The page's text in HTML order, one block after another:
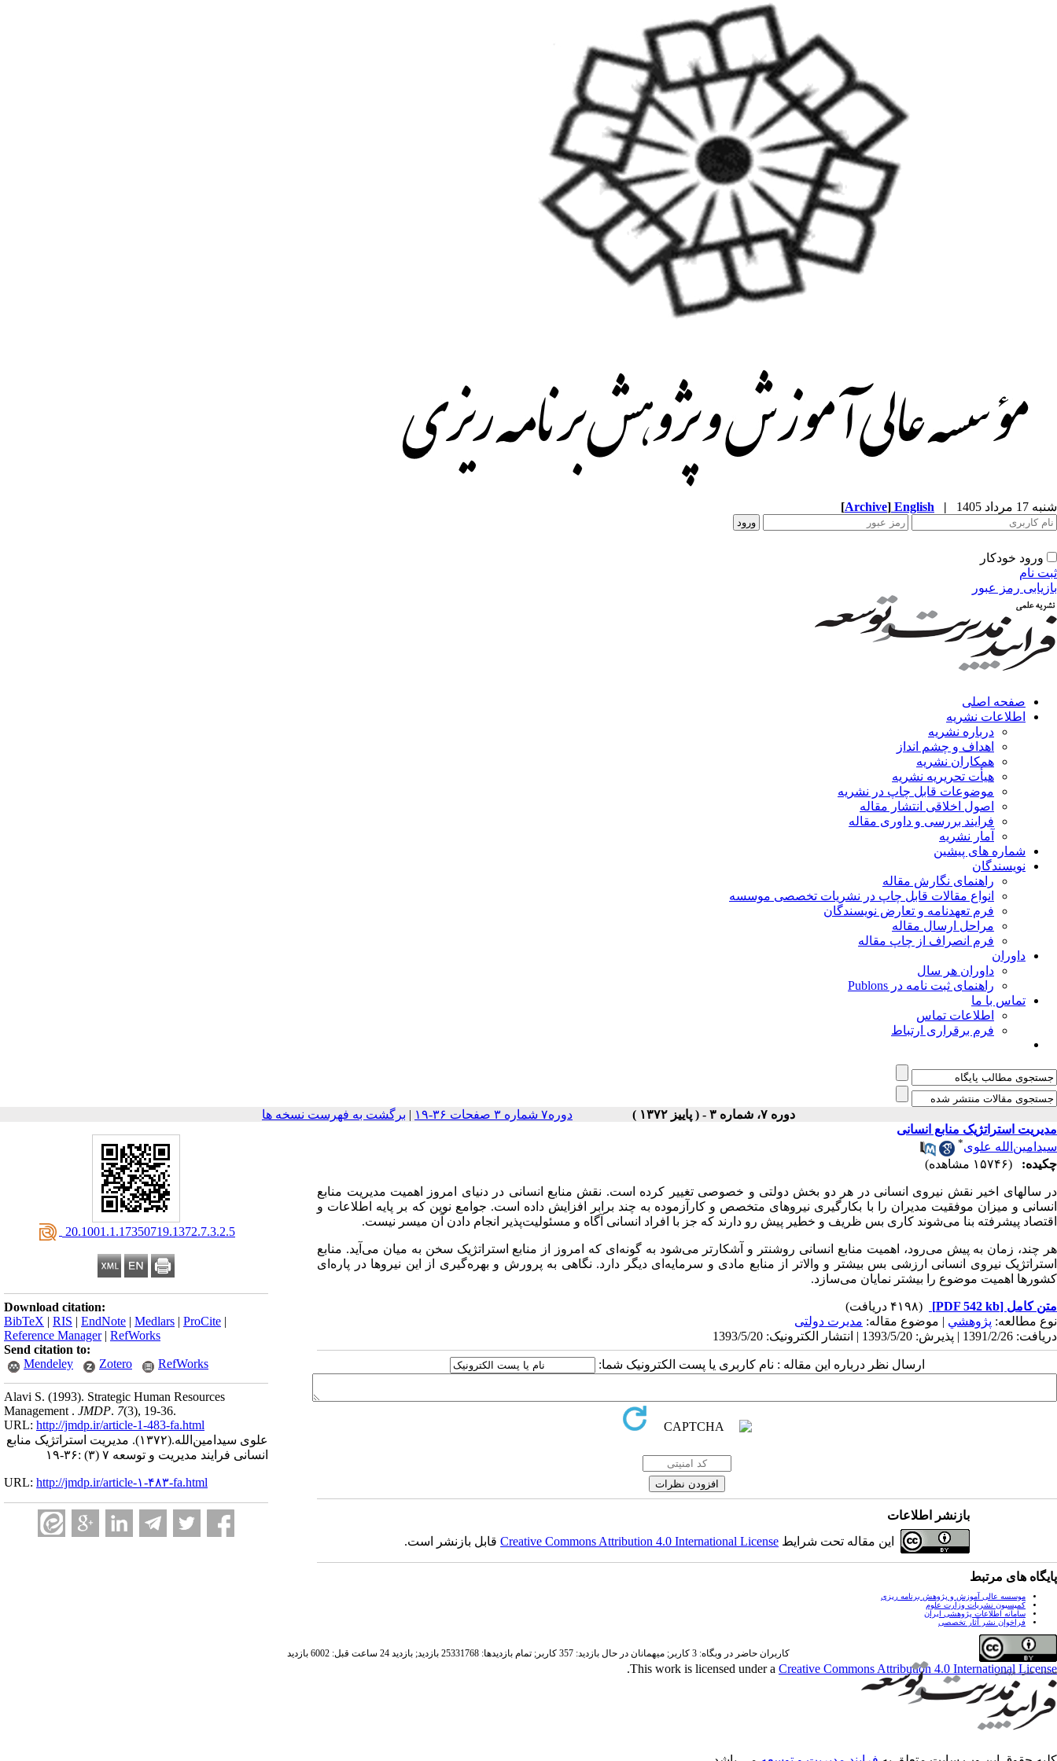
شنبه 17 مرداد 1405 |
English
[Archive]
ورود خودکار
ثبت نام
بازیابی رمز عبور
صفحه اصلی
اطلاعات نشریه
درباره نشریه
اهداف و چشم انداز
همکاران نشریه
هیأت تحریریه نشریه
موضوعات قابل چاپ در نشریه
اصول اخلاقی انتشار مقاله
فرایند بررسی و داوری مقاله
آمار نشریه
شماره های پیشین
نویسندگان
راهنمای نگارش مقاله
انواع مقالات قابل چاپ در نشریات تخصصی موسسه
فرم تعهدنامه و تعارض نویسندگان
مراحل ارسال مقاله
فرم انصراف از چاپ مقاله
داوران
داوران هر سال
راهنمای ثبت نامه در Publons
تماس با ما
اطلاعات تماس
فرم برقراری ارتباط
دوره ۷، شماره ۳ - ( پاييز ۱۳۷۲ ) دوره۷ شماره ۳ صفحات ۳۶-۱۹ | برگشت به فهرست نسخه ها
‎ 20.1001.1.17350719.1372.7.3.2.5
Download citation:
BibTeX | RIS | EndNote | Medlars | ProCite |
Reference Manager| RefWorks
Send citation to:
Mendeley
Zotero RefWorks
Alavi S. (1993). Strategic Human Resources
Management . JMDP. 7(3), 19-36.
URL: http://jmdp.ir/article-1-483-fa.html
علوی سیدامین‌الله.(۱۳۷۲).
مدیریت استراتژیک منابع
انسانی فرایند مدیریت و توسعه ۷ (۳) :۳۶-۱۹
URL: http://jmdp.ir/article-۱-۴۸۳-fa.html
مدیریت استراتژیک منابع انسانی
سیدامین‌الله علوی*
چکیده: (۱۵۷۴۶ مشاهده)
در سالهای اخیر نقش نیروی انسانی در هر دو بخش دولتی و خصوصی تغییر کرده است. نقش منابع انسانی در دنیای امروز اهمیت مدیریت منابع
انسانی و میزان موفقیت مدیران را با بکارگیری نیروهای متخصص و کارآزموده به چند برابر افزایش داده است. جوامع نوین که بر پایه اطلاعات و
اقتصاد پیشرفته بنا می‌شوند کاری بس ظریف و خطیر پیش رو دارند که جز با افراد انسانی آگاه و مسئولیت‌پذیر انجام دادن آن میسر نیست.
هر چند، زمان به پیش می‌رود، اهمیت منابع انسانی روشنتر و آشکارتر می‌شود به گونه‌ای که امروز از منابع استراتژیک سخن به میان می‌آید. منابع
استراتژیک نیروی انسانی ارزشی بس بیشتر و والاتر از منابع مادی و سرمایه‌ای دیگر دارد. نگاهی به پرورش و بهره‌گیری از این نیروها در پاره‌ای
کشورها اهمیت موضوع را بیشتر نمایان می‌سازد.
متن کامل [PDF 542 kb]
(۴۱۹۸ دریافت)
نوع مطالعه: پژوهشي | موضوع مقاله: مدیرت دولتی
دریافت: 1391/2/26 | پذیرش: 1393/5/20 | انتشار الکترونیک: 1393/5/20
ارسال نظر درباره این مقاله : نام کاربری یا پست الکترونیک شما:
بازنشر اطلاعات
این مقاله تحت شرایط Creative Commons Attribution 4.0 International Licenseقابل بازنشر است.
پایگاه های مرتبط
موسسه عالی آموزش و پژوهش برنامه ریزی
کمیسیون نشریات وزارت علوم
سامانه اطلاعات پژوهشی ایران
فراخوان نشر آثار تخصصی
This work is licensed under a Creative Commons Attribution 4.0 International License
.
کاربران حاضر در وبگاه: 3 کاربر; میهمانان در حال بازدید: 357 کاربر; تمام بازدید‌ها: 25331768 بازدید; بازدید 24 ساعت قبل: 6002 بازدید